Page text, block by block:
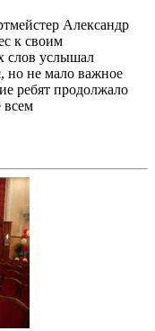
Александр
к своим
слов услышал
но не мало важное
ребят продолжало
всем